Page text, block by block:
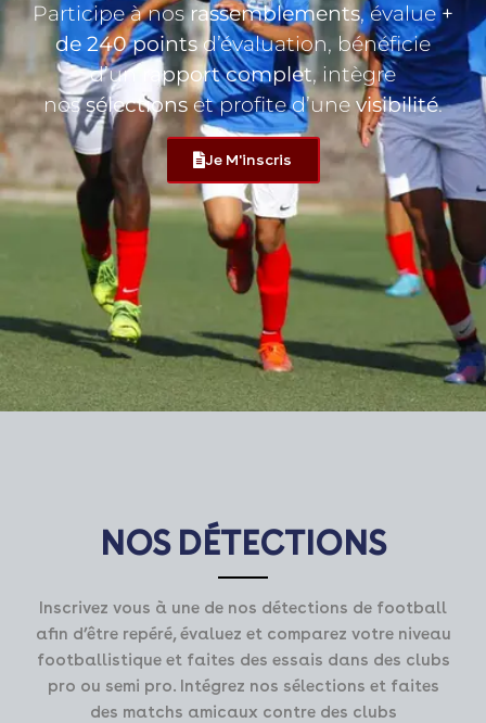
Participe à nosrassemblements, évalue+
de 240 pointsd’évaluation, bénéficie
d’un rapport complet, intègre
nossélectionset profite d’une visibilité.
Je M'inscris
NOS DÉTECTIONS
Inscrivez vous à une de nos détections de football
afin d’être repéré, évaluez et comparez votre niveau
footballistique et faites des essais dans des clubs
pro ou semi pro. Intégrez nos sélections et faites
des matchs amicaux contre des clubs